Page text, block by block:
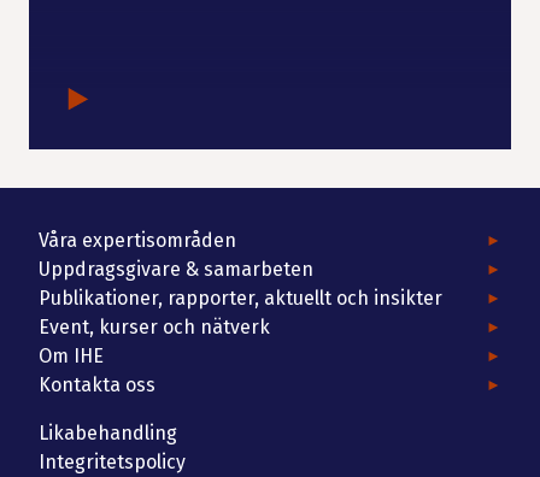
Våra expertisområden
Uppdragsgivare & samarbeten
Publikationer, rapporter, aktuellt och insikter
Event, kurser och nätverk
Om IHE
Kontakta oss
Likabehandling
Integritetspolicy